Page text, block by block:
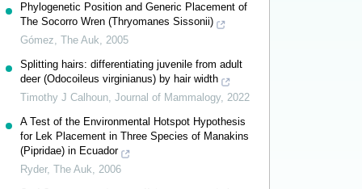
Phylogenetic Position and Generic Placement of
The Socorro Wren (Thryomanes Sissonii)
Gómez, The Auk, 2005
Splitting hairs: differentiating juvenile from adult
deer (Odocoileus virginianus) by hair width
Timothy J Calhoun, Journal of Mammalogy, 2022
A Test of the Environmental Hotspot Hypothesis
for Lek Placement in Three Species of Manakins
(Pipridae) in Ecuador
Ryder, The Auk, 2006